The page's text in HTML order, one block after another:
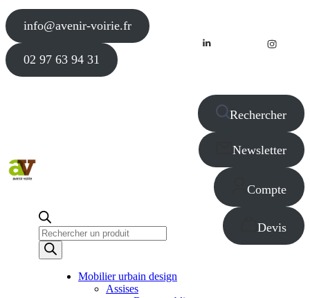
info@avenir-voirie.fr
02 97 63 94 31
Recherche
de
produits
Rechercher
Newsletter
Compte
Devis
Mobilier urbain design
Assises